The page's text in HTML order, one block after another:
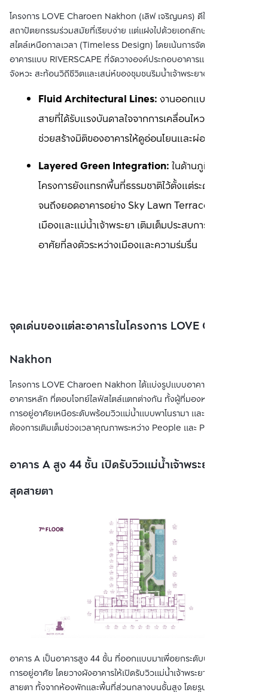
โครงการ LOVE Charoen Nakhon (เลิฟ เจริญนคร) ดีไซน์
สถาปัตยกรรมร่วมสมัยที่เรียบง่าย แต่แฝงไปด้วยเอกลักษณ์เฉพาะตัวใน
สไตล์เหนือกาลเวลา (Timeless Design) โดยเน้นการจัดวางพื้นที่และ
อาคารแบบ RIVERSCAPE ที่จัดวางองค์ประกอบอาคารและพื้นที่อย่างมี
จังหวะ สะท้อนวิถีชีวิตและเสน่ห์ของชุมชนริมน้ำเจ้าพระยาอย่างงดงาม
Fluid Architectural Lines: งานออกแบบเลือกใช้เส้น
สายที่ได้รับแรงบันดาลใจจากการเคลื่อนไหวของสายน้ำ
ช่วยสร้างมิติของอาคารให้ดูอ่อนโยนและผ่อนคลาย
Layered Green Integration: ในด้านภูมิทัศน์
โครงการยังแทรกพื้นที่ธรรมชาติไว้ตั้งแต่ระดับพื้นดินไป
จนถึงยอดอาคารอย่าง Sky Lawn Terrace ที่เปิดรับวิว
เมืองและแม่น้ำเจ้าพระยา เติมเต็มประสบการณ์การอยู่
อาศัยที่ลงตัวระหว่างเมืองและความร่มรื่น
จุดเด่นของแต่ละอาคารในโครงการ LOVE Charoen
Nakhon
โครงการ LOVE Charoen Nakhon ได้แบ่งรูปแบบอาคารออกเป็น 2
อาคารหลัก ที่ตอบโจทย์ไลฟ์สไตล์แตกต่างกัน ทั้งผู้ที่มองหาประสบการณ์
การอยู่อาศัยเหนือระดับพร้อมวิวแม่น้ำแบบพาโนรามา และคนรักสัตว์ที่
ต้องการเติมเต็มช่วงเวลาคุณภาพระหว่าง People และ Pet
อาคาร A สูง 44 ชั้น เปิดรับวิวแม่น้ำเจ้าพระยาได้กว้าง
สุดสายตา
อาคาร A เป็นอาคารสูง 44 ชั้น ที่ออกแบบมาเพื่อยกระดับประสบการณ์
การอยู่อาศัย โดยวางผังอาคารให้เปิดรับวิวแม่น้ำเจ้าพระยาได้กว้างสุด
สายตา ทั้งจากห้องพักและพื้นที่ส่วนกลางบนชั้นสูง โดยรูปแบบห้องพักมี